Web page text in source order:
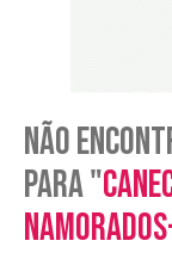
Não
para "